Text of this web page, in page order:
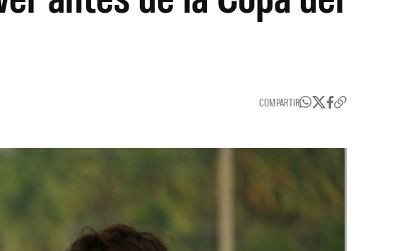
COMPARTIR